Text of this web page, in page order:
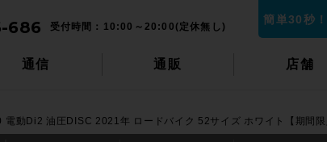
通信 通販 店舗
686 受付時間：10:00～20:00(定休無し)
簡単30秒
動Di2 油圧DISC 2021年 ロードバイク 52サイズ ホワイト【期間限